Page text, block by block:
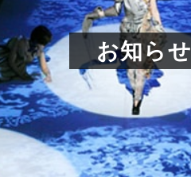
お知らせ